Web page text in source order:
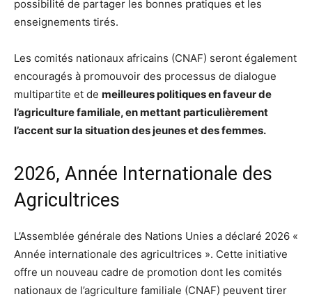
possibilité de partager les bonnes pratiques et les
enseignements tirés.
Les comités nationaux africains (CNAF) seront également
encouragés à promouvoir des processus de dialogue
multipartite et de meilleures politiques en faveur de
l’agriculture familiale, en mettant particulièrement
l’accent sur la situation des jeunes et des femmes.
2026, Année Internationale des
Agricultrices
L’Assemblée générale des Nations Unies a déclaré 2026 «
Année internationale des agricultrices ». Cette initiative
offre un nouveau cadre de promotion dont les comités
nationaux de l’agriculture familiale (CNAF) peuvent tirer